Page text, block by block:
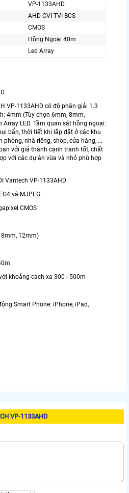
VP-1133AHD
AHD CVI TVI BCS
CMOS
Hồng Ngoại 40m
Led Array
VP-1133AHD có độ phân giải 1.3
4mm (Tùy chọn 6mm, 8mm,
LED. Tầm quan sát hồng ngoại:
bẩn, thời tiết khi lắp đặt ở các khu
nhà riêng, shop, cửa hàng, ...
với giá thành cạnh tranh tốt, chất
với các dự án vừa và nhỏ phù hợp
Vantech VP-1133AHD
và MJPEG.
CMOS
8mm, 12mm)
khoảng cách xa 300 - 500m
Smart Phone: iPhone, iPad,
VP-1133AHD